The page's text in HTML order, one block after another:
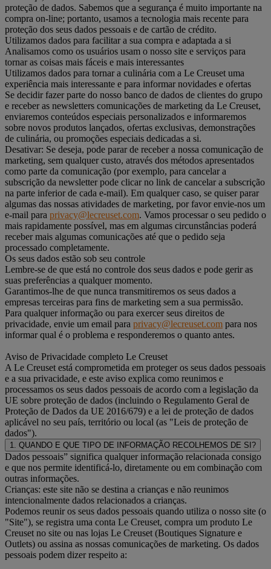
proteção de dados. Sabemos que a segurança é muito importante na
compra on-line; portanto, usamos a tecnologia mais recente para
proteção dos seus dados pessoais e de cartão de crédito.
Utilizamos dados para facilitar a sua compra e adaptada a si
Analisamos como os usuários usam o nosso site e serviços para
tornar as coisas mais fáceis e mais interessantes
Utilizamos dados para tornar a culinária com a Le Creuset uma
experiência mais interessante e para informar novidades e ofertas
Se decidir fazer parte do nosso banco de dados de clientes do grupo
e receber as newsletters comunicações de marketing da Le Creuset,
enviaremos conteúdos especiais personalizados e informaremos
sobre novos produtos lançados, ofertas exclusivas, demonstrações
de culinária, ou promoções especiais dedicadas a si.
Desativar: Se deseja, pode parar de receber a nossa comunicação de
marketing, sem qualquer custo, através dos métodos apresentados
como parte da comunicação (por exemplo, para cancelar a
subscrição da newsletter pode clicar no link de cancelar a subscrição
na parte inferior de cada e-mail). Em qualquer caso, se quiser parar
algumas das nossas atividades de marketing, por favor envie-nos um
e-mail para privacy@lecreuset.com. Vamos processar o seu pedido o
mais rapidamente possível, mas em algumas circunstâncias poderá
receber mais algumas comunicações até que o pedido seja
processado completamente.
Os seus dados estão sob seu controle
Lembre-se de que está no controle dos seus dados e pode gerir as
suas preferências a qualquer momento.
Garantimos-lhe de que nunca transmitiremos os seus dados a
empresas terceiras para fins de marketing sem a sua permissão.
Para qualquer informação ou para exercer seus direitos de
privacidade, envie um email para privacy@lecreuset.com para nos
informar qual é o problema e responderemos o quanto antes.
Aviso de Privacidade completo Le Creuset
A Le Creuset está comprometida em proteger os seus dados pessoais
e a sua privacidade, e este aviso explica como reunimos e
processamos os seus dados pessoais de acordo com a legislação da
UE sobre proteção de dados (incluindo o Regulamento Geral de
Proteção de Dados da UE 2016/679) e a lei de proteção de dados
aplicável no seu país, território ou local (as "Leis de proteção de
dados").
1. QUANDO E QUE TIPO DE INFORMAÇÃO RECOLHEMOS DE SI?
Dados pessoais” significa qualquer informação relacionada consigo
e que nos permite identificá-lo, diretamente ou em combinação com
outras informações.
Crianças: este site não se destina a crianças e não reunimos
intencionalmente dados relacionados a crianças.
Podemos reunir os seus dados pessoais quando utiliza o nosso site (o
"Site"), se registra uma conta Le Creuset, compra um produto Le
Creuset no site ou nas lojas Le Creuset (Boutiques Signature e
Outlets) ou assina as nossas comunicações de marketing. Os dados
pessoais podem dizer respeito a: